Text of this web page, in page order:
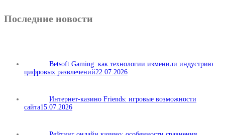
Последние новости
Betsoft Gaming: как технологии изменили индустрию
цифровых развлечений22.07.2026
Интернет-казино Friends: игровые возможности
сайта15.07.2026